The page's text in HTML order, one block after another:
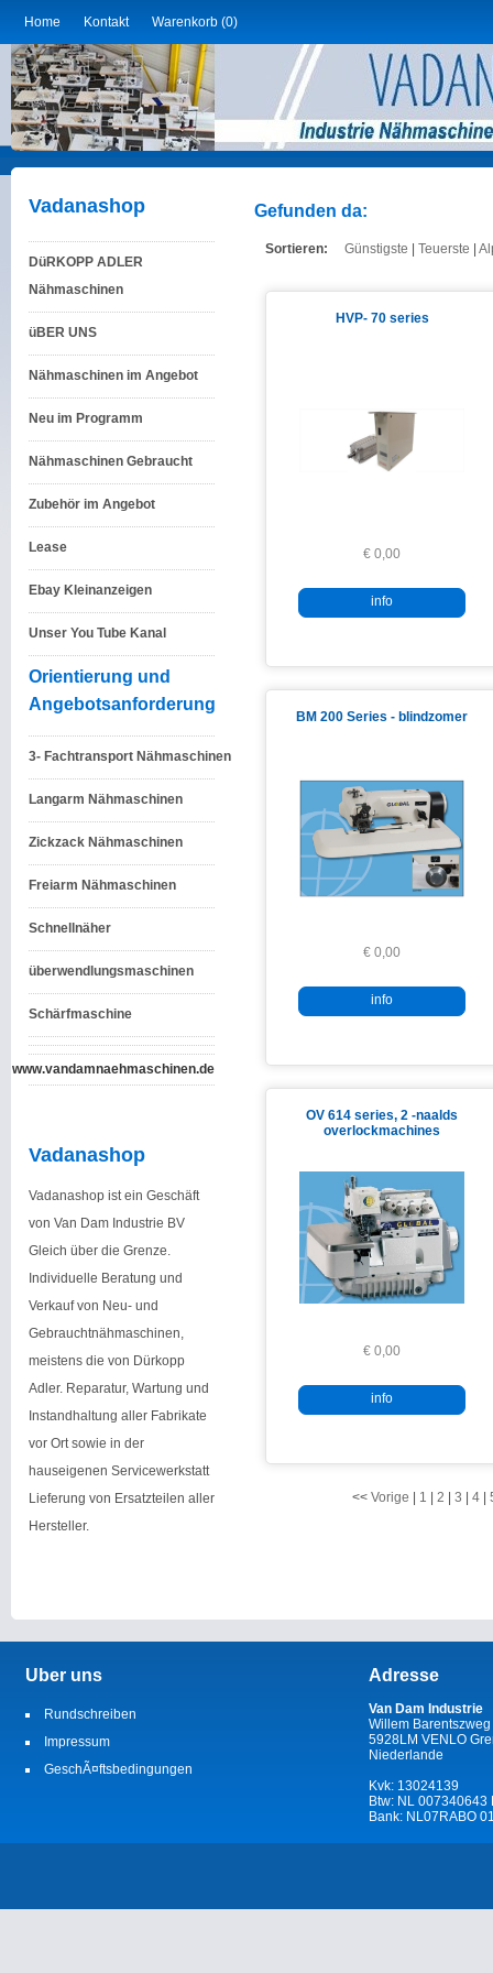
Home Kontakt Warenkorb (0)
Vadanashop
DüRKOPP ADLER
Nähmaschinen
üBER UNS
Nähmaschinen im Angebot
Neu im Programm
Nähmaschinen Gebraucht
Zubehör im Angebot
Lease
Ebay Kleinanzeigen
Unser You Tube Kanal
Orientierung und
Angebotsanforderung
3- Fachtransport Nähmaschinen
Langarm Nähmaschinen
Zickzack Nähmaschinen
Freiarm Nähmaschinen
Schnellnäher
überwendlungsmaschinen
Schärfmaschine
www.vandamnaehmaschinen.de
Vadanashop
Vadanashop ist ein Geschäft
von Van Dam Industrie BV
Gleich über die Grenze.
Individuelle Beratung und
Verkauf von Neu- und
Gebrauchtnähmaschinen,
meistens die von Dürkopp
Adler. Reparatur, Wartung und
Instandhaltung aller Fabrikate
vor Ort sowie in der
hauseigenen Servicewerkstatt
Lieferung von Ersatzteilen aller
Hersteller.
Gefunden da:
Sortieren: Günstigste Teuerste
HVP- 70 series
€ 0,00
info
BM 200 Series - blindzomer
€ 0,00
info
OV 614 series, 2 -naalds
overlockmachines
€ 0,00
info
<< Vorige 1 2 3 4
Uber uns
Rundschreiben
Impressum
GeschÃ¤ftsbedingungen
Adresse
Van Dam Industrie
Willem Barentszweg
5928LM VENLO
Niederlande
Kvk: 13024139
Btw: NL 007340643
Bank: NL07RABO